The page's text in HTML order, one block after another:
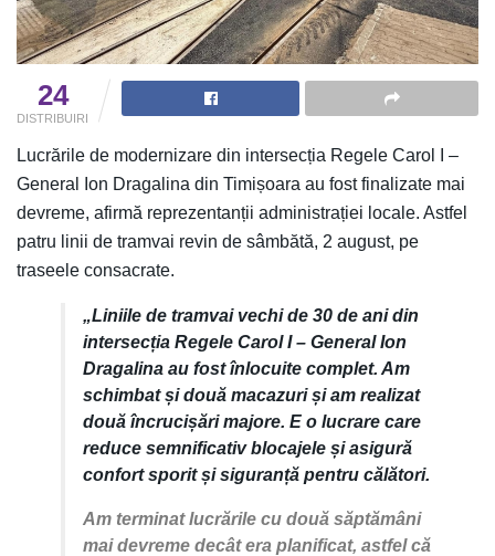
24
DISTRIBUIRI
Lucrările de modernizare din intersecția Regele Carol I –
General Ion Dragalina din Timișoara au fost finalizate mai
devreme, afirmă reprezentanții administrației locale. Astfel
patru linii de tramvai revin de sâmbătă, 2 august, pe
traseele consacrate.
„Liniile de tramvai vechi de 30 de ani din
intersecția Regele Carol I – General Ion
Dragalina au fost înlocuite complet. Am
schimbat și două macazuri și am realizat
două încrucișări majore. E o lucrare care
reduce semnificativ blocajele și asigură
confort sporit și siguranță pentru călători.
Am terminat lucrările cu două săptămâni
mai devreme decât era planificat, astfel că